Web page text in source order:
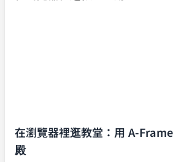
在瀏覽器裡逛教堂：用 A-
殿